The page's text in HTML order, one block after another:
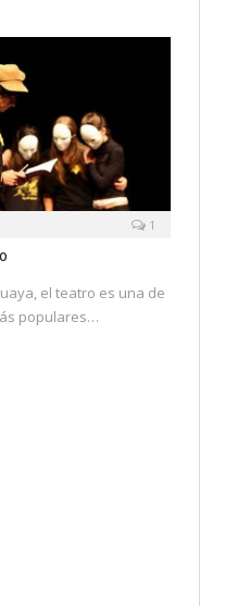
1
el teatro es una de
populares…